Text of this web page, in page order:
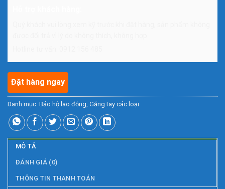
Đặt hàng ngay
Danh mục: Bảo hộ lao động, Găng tay các loại
MÔ TẢ
ĐÁNH GIÁ (0)
THÔNG TIN THANH TOÁN